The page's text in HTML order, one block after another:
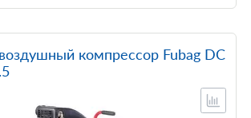
компрессор Fubag DС